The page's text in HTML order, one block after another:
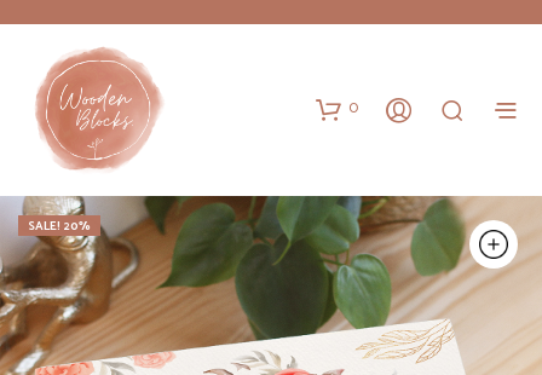
0
SALE! 20%